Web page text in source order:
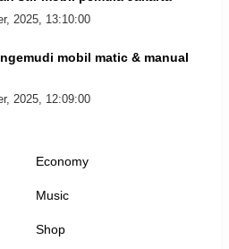
2025, 13:10:00
mobil matic & manual
2025, 12:09:00
Economy
Music
Shop